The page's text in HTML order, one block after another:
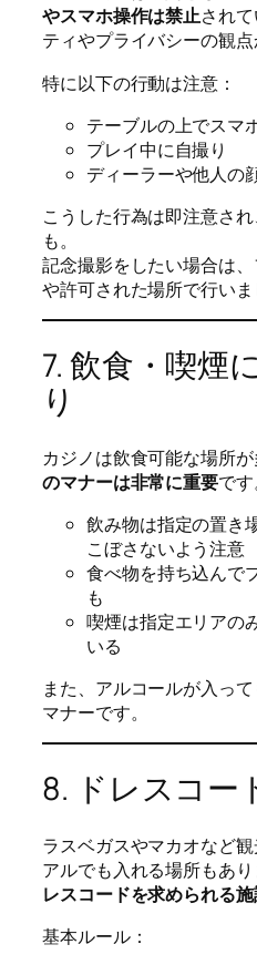
やスマホ操作は禁止され
ティやプライバシーの観点
特に以下の行動は注意：
テーブルの上でスマ
プレイ中に自撮り
ディーラーや他人の
こうした行為は即注意さ
も。
記念撮影をしたい場合は
や許可された場所で行いま
7. 飲食・喫煙
り
カジノは飲食可能な場所が
のマナーは非常に重要です
飲み物は指定の置き
こぼさないよう注意
食べ物を持ち込んで
も
喫煙は指定エリアの
いる
また、アルコールが入っ
マナーです。
8. ドレスコー
ラスベガスやマカオなど
アルでも入れる場所もあり
レスコードを求められる
基本ルール：